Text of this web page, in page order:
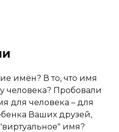
имён? В то, что имя
человека? Пробовали
для человека – для
Ваших друзей,
имя?